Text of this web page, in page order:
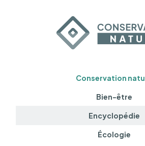
Conservation
Bien-être
Encyclopédie
Écologie